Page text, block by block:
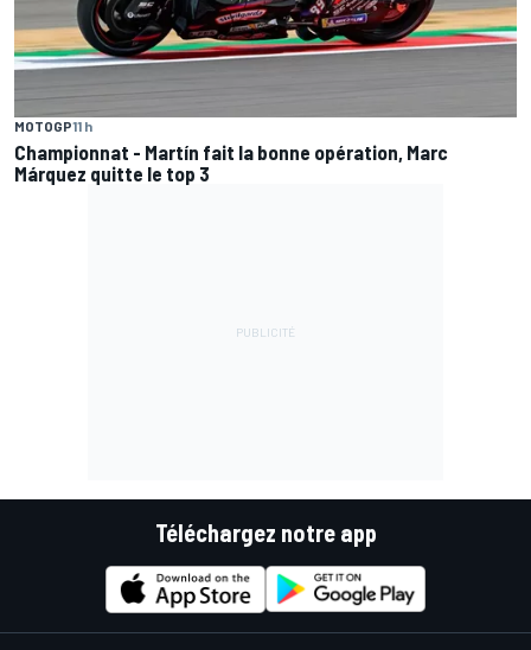
MOTOGP11 h
Championnat - Martín fait la bonne opération, Marc
Márquez quitte le top 3
Téléchargez notre app